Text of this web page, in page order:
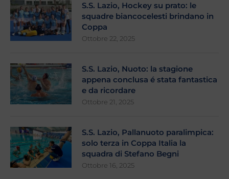
S.S. Lazio, Hockey su prato: le
squadre biancocelesti brindano in
Coppa
Ottobre 22, 2025
S.S. Lazio, Nuoto: la stagione
appena conclusa é stata fantastica
e da ricordare
Ottobre 21, 2025
S.S. Lazio, Pallanuoto paralimpica:
solo terza in Coppa Italia la
squadra di Stefano Begni
Ottobre 16, 2025